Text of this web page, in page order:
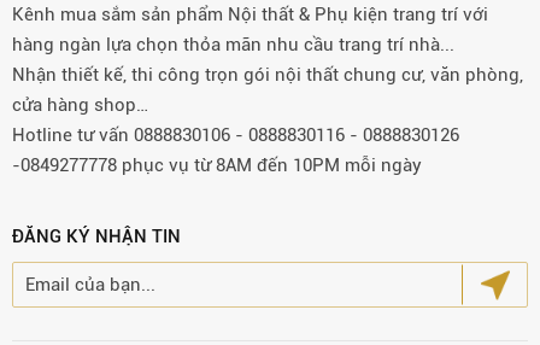
Kênh mua sắm sản phẩm Nội thất & Phụ kiện trang trí với
hàng ngàn lựa chọn thỏa mãn nhu cầu trang trí nhà...
Nhận thiết kế, thi công trọn gói nội thất chung cư, văn phòng,
cửa hàng shop…
Hotline tư vấn 0888830106 - 0888830116 - 0888830126
-0849277778 phục vụ từ 8AM đến 10PM mỗi ngày
ĐĂNG KÝ NHẬN TIN